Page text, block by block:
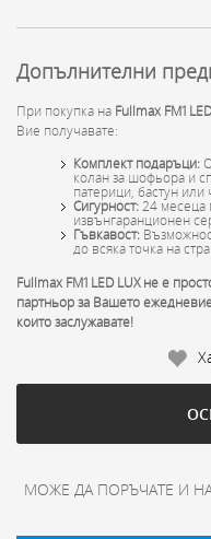
Допълнителни
При покупка на Fullmax FM1
Вие получавате:
Комплект подаръци:
колан за шофьора и
патерици, бастун или
Сигурност: 24 месеца
извънгаранционен
Гъвкавост:
до всяка точка на
Fullmax FM1 LED LUX не е
партньор за Вашето
които заслужавате!
МОЖЕ ДА ПОРЪЧАТЕ И